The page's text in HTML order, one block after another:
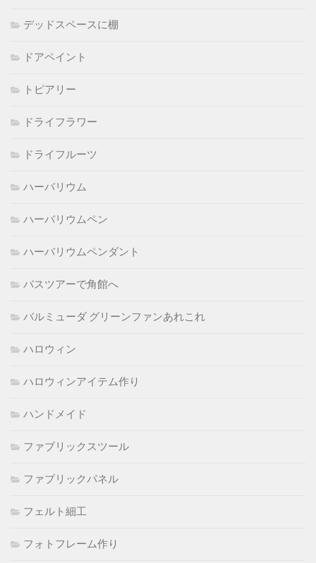
デッドスペースに棚
ドアペイント
トピアリー
ドライフラワー
ドライフルーツ
ハーバリウム
ハーバリウムペン
ハーバリウムペンダント
バスツアーで角館へ
バルミューダ グリーンファンあれこれ
ハロウィン
ハロウィンアイテム作り
ハンドメイド
ファブリックスツール
ファブリックパネル
フェルト細工
フォトフレーム作り